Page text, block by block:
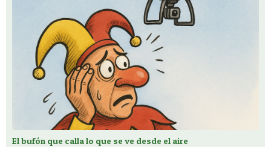
El bufón que calla lo que se ve desde el aire